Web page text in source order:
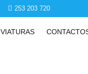
253 203 720
VIATURAS